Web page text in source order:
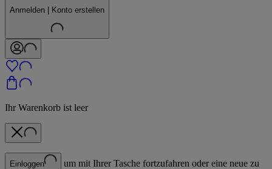
Anmelden | Konto erstellen
Ihr Warenkorb ist leer
Einloggen
um mit Ihrer Tasche fortzufahren oder eine neue zu